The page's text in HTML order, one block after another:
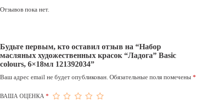
Отзывов пока нет.
Будьте первым, кто оставил отзыв на “Набор
масляных художественных красок “Ладога” Basic
colours, 6×18мл 121392034”
Ваш адрес email не будет опубликован. Обязательные поля помечены *
ВАША ОЦЕНКА *